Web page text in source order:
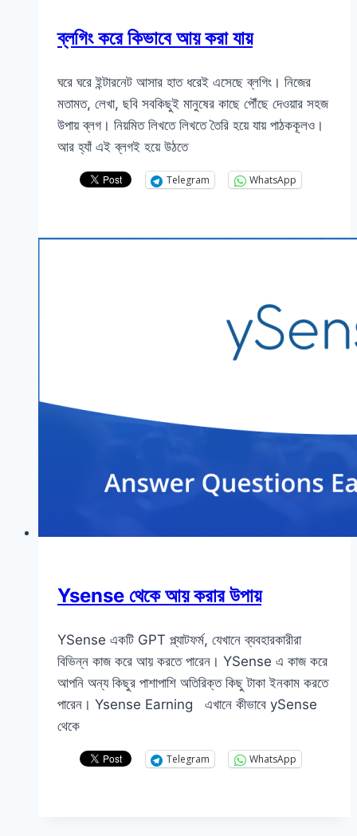
ব্লগিং করে কিভাবে আয় করা যায়
ঘরে ঘরে ইন্টারনেট আসার হাত ধরেই এসেছে ব্লগিং। নিজের
মতামত, লেখা, ছবি সবকিছুই মানুষের কাছে পৌঁছে দেওয়ার সহজ
উপায় ব্লগ। নিয়মিত লিখতে লিখতে তৈরি হয়ে যায় পাঠককূলও।
আর হ্যাঁ এই ব্লগই হয়ে উঠতে
Telegram WhatsApp
Ysense থেকে আয় করার উপায়
YSense একটি GPT প্ল্যাটফর্ম, যেখানে ব্যবহারকারীরা
বিভিন্ন কাজ করে আয় করতে পারেন। YSense এ কাজ করে
আপনি অন্য কিছুর পাশাপাশি অতিরিক্ত কিছু টাকা ইনকাম করতে
পারেন। Ysense Earning এখানে কীভাবে ySense
থেকে
Telegram WhatsApp